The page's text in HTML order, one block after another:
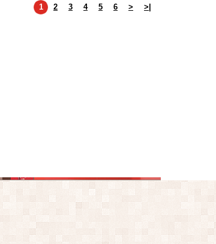
1 2 3 4 5 6 > >|